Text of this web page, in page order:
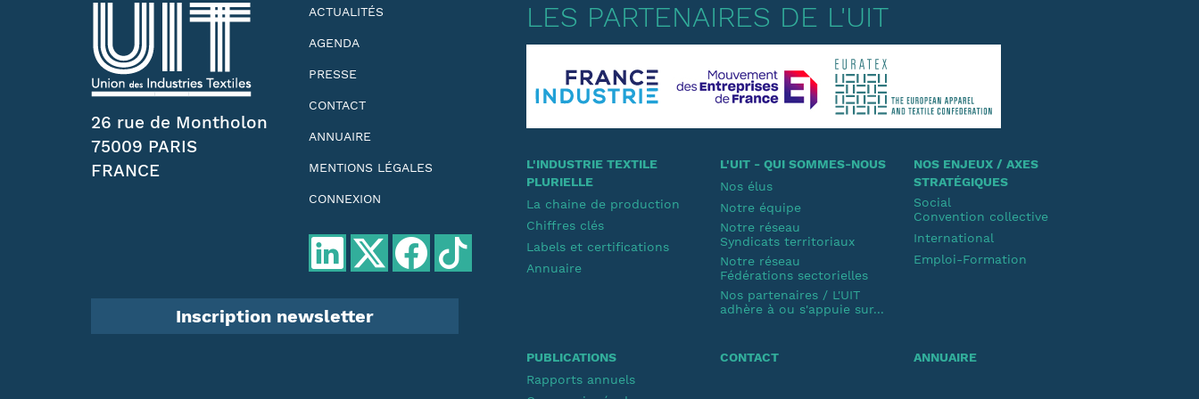
26 rue de Montholon
75009 PARIS
FRANCE
ACTUALITÉS
AGENDA
PRESSE
CONTACT
ANNUAIRE
MENTIONS LÉGALES
CONNEXION
Inscription newsletter
LES PARTENAIRES DE L'UIT
L'INDUSTRIE TEXTILE
PLURIELLE
La chaine de production
Chiffres clés
Labels et certifications
Annuaire
L'UIT - QUI SOMMES-NOUS
Nos élus
Notre équipe
Notre réseau
Syndicats territoriaux
Notre réseau
Fédérations sectorielles
Nos partenaires / L'UIT
adhère à ou s'appuie sur...
NOS ENJEUX / AXES
STRATÉGIQUES
Social
Convention collective
International
Emploi-Formation
PUBLICATIONS
Rapports annuels
CONTACT ANNUAIRE